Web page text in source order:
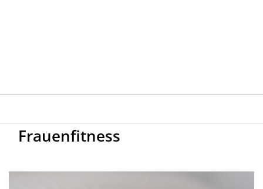
Frauenfitness